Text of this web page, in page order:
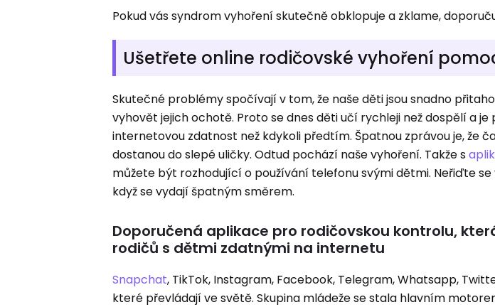
Pokud vás syndrom vyhoření skutečně obklopuje a zklame,
Ušetřete online rodičovské vyhoření
Skutečné problémy spočívají v tom, že naše děti jsou snadno
vyhovět jejich ochotě. Proto se dnes děti učí rychleji než dospělí a
internetovou zdatnost než kdykoli předtím. Špatnou zprávou je, že
dostanou do slepé uličky. Odtud pochází naše vyhoření. Takže s
můžete být rozhodující o používání telefonu svými dětmi. Neřiďte
když se vydají špatným směrem.
Doporučená aplikace pro rodičovskou kontrolu,
rodičů s dětmi zdatnými na internetu
Snapchat, TikTok, Instagram, Facebook, Telegram, Whatsapp,
které převládají ve světě. Skupina mládeže se stala hlavním